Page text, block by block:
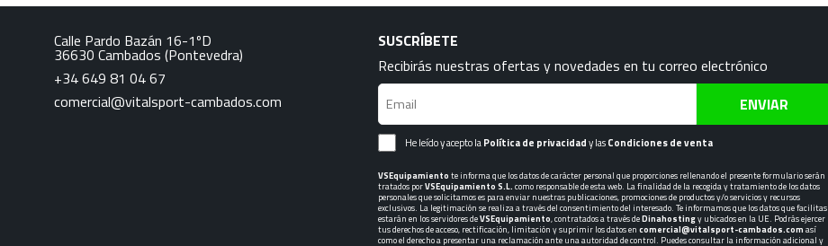
Calle Pardo Bazán 16-1ºD
36630 Cambados (Pontevedra)
+34 649 81 04 67
comercial@vitalsport-cambados.com
SUSCRÍBETE
Recibirás nuestras ofertas y novedades en tu correo electrónico
ENVIAR
He leído y acepto laPolítica de privacidady lasCondiciones de venta
VSEquipamiento te informa que los datos de carácter personal que proporciones rellenando el presente formulario serán
tratados porVSEquipamiento S.L. como responsable de esta web. La finalidad de la recogida y tratamiento de los datos
personales que solicitamos es para enviar nuestras publicaciones, promociones de productos y/o servicios y recursos
exclusivos. La legitimación se realiza a través del consentimiento del interesado. Te informamos que los datos que facilitas
estarán en los servidores deVSEquipamiento, contratados a través deDinahostingy ubicados en la UE. Podrás ejercer
tus derechos de acceso, rectificación, limitación y suprimir los datos en comercial@vitalsport-cambados.com así
como el derecho a presentar una reclamación ante una autoridad de control. Puedes consultar la información adicional y